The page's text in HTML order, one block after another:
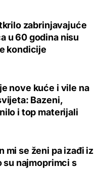
zabrinjavajuće
u 60 godina nisu
kondicije
nove kuće i vile na
Bazeni,
i top materijali
mi se ženi pa izađi iz
su najmoprimci s